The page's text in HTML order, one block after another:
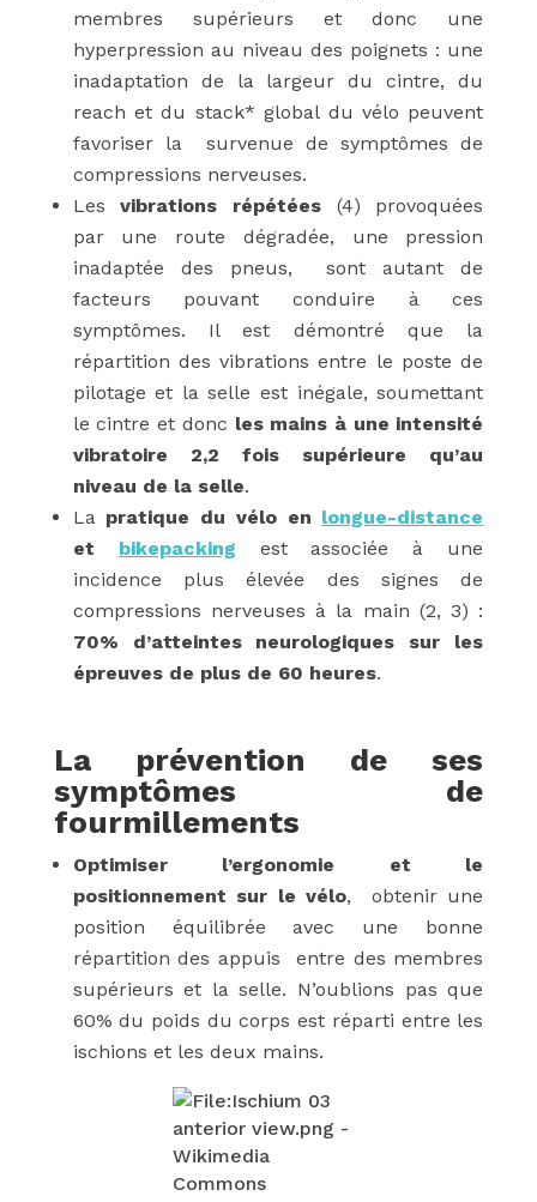
membres supérieurs et donc une
hyperpression au niveau des poignets : une
inadaptation de la largeur du cintre, du
reach et du stack* global du vélo peuvent
favoriser la survenue de symptômes de
compressions nerveuses.
Lesvibrations répétées (4) provoquées
par une route dégradée, une pression
inadaptée des pneus, sont autant de
facteurs pouvant conduire à ces
symptômes. Il est démontré que la
répartition des vibrations entre le poste de
pilotage et la selle est inégale, soumettant
le cintre et donc les mains à une intensité
vibratoire 2,2 fois supérieure qu’au
niveau de la selle.
La pratique du vélo en longue-distance
et bikepacking est associée à une
incidence plus élevée des signes de
compressions nerveuses à la main (2, 3) :
70% d’atteintes neurologiques sur les
épreuves de plus de 60 heures.
La prévention de ses
symptômes de
fourmillements
Optimiser l’ergonomie et le
positionnement sur le vélo, obtenir une
position équilibrée avec une bonne
répartition des appuis entre des membres
supérieurs et la selle. N’oublions pas que
60% du poids du corps est réparti entre les
ischions et les deux mains.